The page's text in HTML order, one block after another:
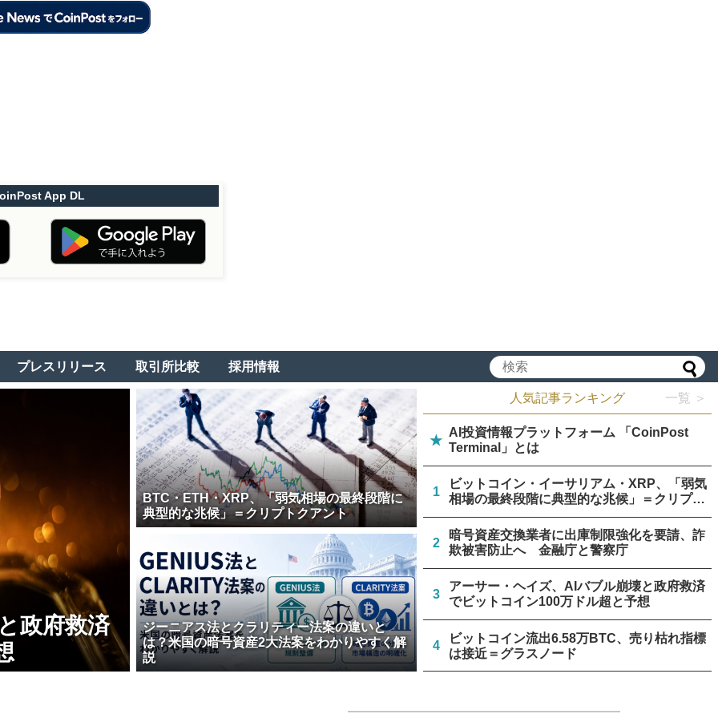
App DL
プレスリリース 取引所比較 採用情報
政府救済
BTC・ETH・XRP、「弱気相場の最終段階に
典型的な兆候」＝クリプトクアント
ジーニアス法とクラリティー法案の違いと
は？米国の暗号資産2大法案をわかりやすく解
説
人気記事ランキング 一覧 ＞
★
AI投資情報プラットフォーム 「CoinPost
Terminal」とは
1
ビットコイン・イーサリアム・XRP、「弱気
相場の最終段階に典型的な兆候」＝クリプト
クアント
2
暗号資産交換業者に出庫制限強化を要請、詐
欺被害防止へ 金融庁と警察庁
3
アーサー・ヘイズ、AIバブル崩壊と政府救済
でビットコイン100万ドル超と予想
4
ビットコイン流出6.58万BTC、売り枯れ指標
は接近＝グラスノード